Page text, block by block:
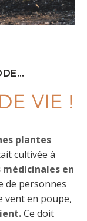
VIE !
plantes
cultivée à
médicinales en
de personnes
vent en poupe,
Ce doit